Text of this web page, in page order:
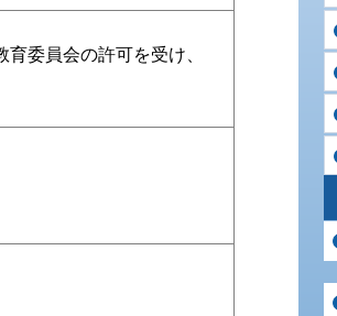
委員会の許可を受け、